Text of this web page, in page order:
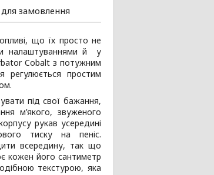
замовлення
що їх просто не
налаштуваннями й у
Cobalt з потужним
регулюється простим
під свої бажання,
м’якого, звуженого
рукав усередині
тиску на пеніс.
всередину, так що
кожен його сантиметр
текстурою, яка